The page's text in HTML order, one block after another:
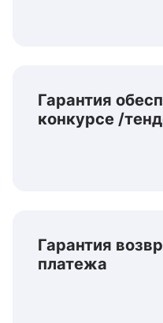
Гарантия
конкурсе /
Гарантия
платежа